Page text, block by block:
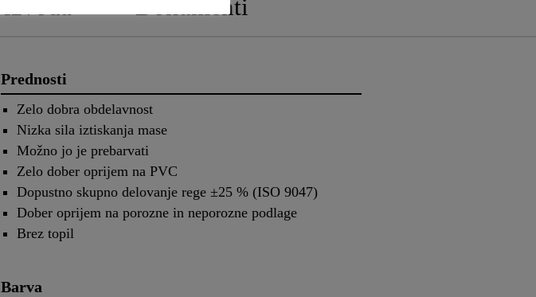
Dokumenti
Prednosti
Zelo dobra obdelavnost
Nizka sila iztiskanja mase
Možno jo je prebarvati
Zelo dober oprijem na PVC
Dopustno skupno delovanje rege ±25 % (ISO 9047)
Dober oprijem na porozne in neporozne podlage
Brez topil
Barva